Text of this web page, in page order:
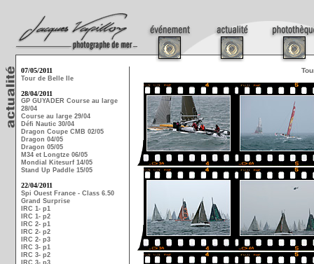
07/05/2011
Tour de Belle Ile
28/04/2011
GP GUYADER Course au large
28/04
Course au large 29/04
Défi Nautic 30/04
Dragon Coupe CMB 02/05
Dragon 04/05
Dragon 05/05
M34 et Longtze 06/05
Mondial Kitesurf 14/05
Stand Up Paddle 15/05
22/04/2011
Spi Ouest France - Class 6.50
Grand Surprise
IRC 1- p1
IRC 1- p2
IRC 2- p1
IRC 2- p2
IRC 2- p3
IRC 3- p1
IRC 3- p2
IRC 3- p3